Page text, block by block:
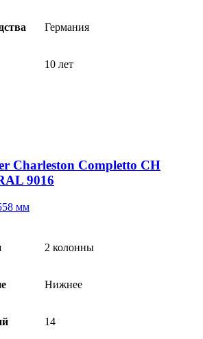
Германия
10 лет
Charleston Completto CH
9016
мм
2 колонны
Нижнее
14